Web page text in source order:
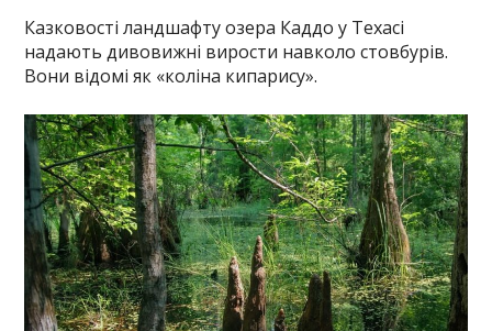
Казковості ландшафту озера Каддо у Техасі
надають дивовижні вирости навколо стовбурів.
Вони відомі як «коліна кипарису».